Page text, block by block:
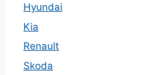
Hyundai
Kia
Renault
Skoda